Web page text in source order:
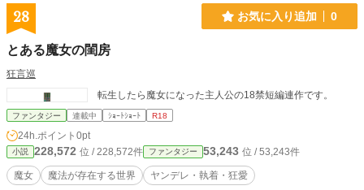
28 お気に入り追加 0
とある魔女の閨房
狂言巡
転生したら魔女になった主人公の18禁短編連作です。
ファンタジー 連載中 ｼｮｰﾄｼｮｰﾄ R18
24h.ポイント 0pt
小説 228,572 位 / 228,572件 ファンタジー 53,243 位 / 53,243件
魔女 魔法が存在する世界 ヤンデレ・執着・狂愛